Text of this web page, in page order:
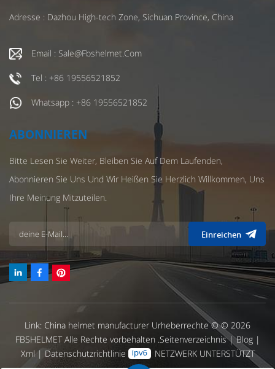
Adresse : Dazhou High-tech Zone, Sichuan Province, China
Email : Sale@fbshelmet.com
Tel : +86 19556521852
Whatsapp : +86 19556521852
ABONNIEREN
Bitte Lesen Sie Weiter, Bleiben Sie Auf Dem Laufenden,
Abonnieren Sie Uns Und Wir Heißen Sie Herzlich Willkommen, Uns
Ihre Meinung Mitzuteilen.
Einreichen
Link: China helmet manufacturer Urheberrechte © © 2026
FBSHELMET Alle Rechte vorbehalten .Seitenverzeichnis|Blog |
Xml | Datenschutzrichtlinie NETZWERK UNTERSTÜTZT